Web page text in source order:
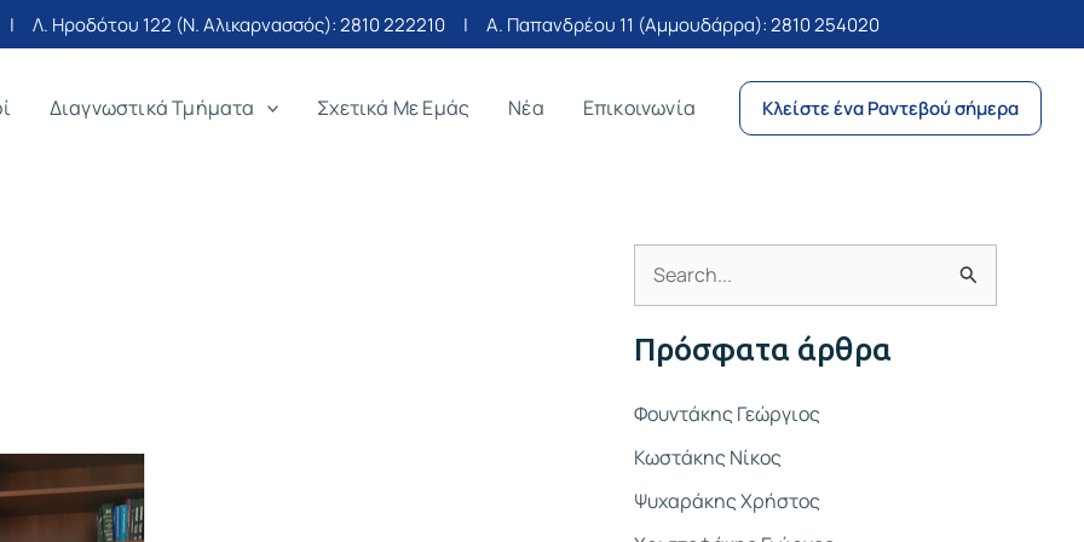
| Λ. Ηροδότου 122 (Ν. Αλικαρνασσός):2810 222210 | Α. Παπανδρέου 11 (Αμμουδάρρα):2810 254020
Διαγνωστικά Τμήματα Σχετικά Με Εμάς Νέα Επικοινωνία Κλείστε ένα Ραντεβού σήμερα
α
τ
η
Πρόσφατα άρθρα
Φουντάκης Γεώργιος
Κωστάκης Νίκος
Ψυχαράκης Χρήστος